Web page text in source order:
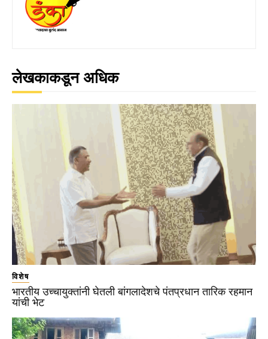
लेखकाकडून अधिक
विशेष
भारतीय उच्चायुक्तांनी घेतली बांगलादेशचे पंतप्रधान तारिक रहमान
यांची भेट